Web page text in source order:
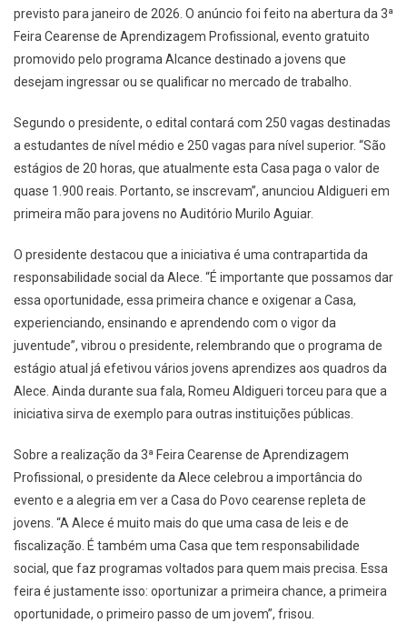
previsto para janeiro de 2026. O anúncio foi feito na abertura da 3ª
Feira Cearense de Aprendizagem Profissional, evento gratuito
promovido pelo programa Alcance destinado a jovens que
desejam ingressar ou se qualificar no mercado de trabalho.
Segundo o presidente, o edital contará com 250 vagas destinadas
a estudantes de nível médio e 250 vagas para nível superior. “São
estágios de 20 horas, que atualmente esta Casa paga o valor de
quase 1.900 reais. Portanto, se inscrevam”, anunciou Aldigueri em
primeira mão para jovens no Auditório Murilo Aguiar.
O presidente destacou que a iniciativa é uma contrapartida da
responsabilidade social da Alece. “É importante que possamos dar
essa oportunidade, essa primeira chance e oxigenar a Casa,
experienciando, ensinando e aprendendo com o vigor da
juventude”, vibrou o presidente, relembrando que o programa de
estágio atual já efetivou vários jovens aprendizes aos quadros da
Alece. Ainda durante sua fala, Romeu Aldigueri torceu para que a
iniciativa sirva de exemplo para outras instituições públicas.
Sobre a realização da 3ª Feira Cearense de Aprendizagem
Profissional, o presidente da Alece celebrou a importância do
evento e a alegria em ver a Casa do Povo cearense repleta de
jovens. “A Alece é muito mais do que uma casa de leis e de
fiscalização. É também uma Casa que tem responsabilidade
social, que faz programas voltados para quem mais precisa. Essa
feira é justamente isso: oportunizar a primeira chance, a primeira
oportunidade, o primeiro passo de um jovem”, frisou.